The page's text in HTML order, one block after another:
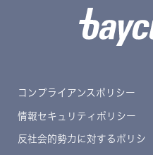
コンプライアンスポリシー
情報セキュリティポリシー
反社会的勢力に対するポリシ